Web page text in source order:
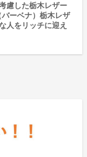
慮した栃木レザー
ーベナ）栃木レザ
人をリッチに迎え